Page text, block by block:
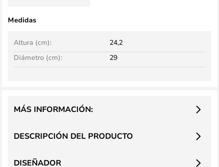
Medidas
Altura (cm):
24,2
Diámetro (cm):
29
DESCRIPCIÓN DEL PRODUCTO
MÁS INFORMACIÓN:
DISEÑADOR